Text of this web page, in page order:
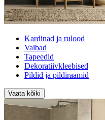
Kardinad ja rulood
Vaibad
Tapeedid
Dekoratiivkleebised
Pildid ja pildiraamid
Vaata kõiki